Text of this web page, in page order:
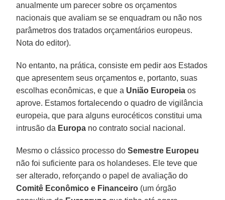
anualmente um parecer sobre os orçamentos
nacionais que avaliam se se enquadram ou não nos
parâmetros dos tratados orçamentários europeus.
Nota do editor).
No entanto, na prática, consiste em pedir aos Estados
que apresentem seus orçamentos e, portanto, suas
escolhas econômicas, e que a União Europeia os
aprove. Estamos fortalecendo o quadro de vigilância
europeia, que para alguns eurocéticos constitui uma
intrusão da Europa no contrato social nacional.
Mesmo o clássico processo doSemestre Europeu
não foi suficiente para os holandeses. Ele teve que
ser alterado, reforçando o papel de avaliação do
Comitê Econômico e Financeiro (um órgão